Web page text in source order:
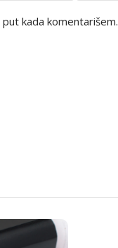
kada komentarišem.